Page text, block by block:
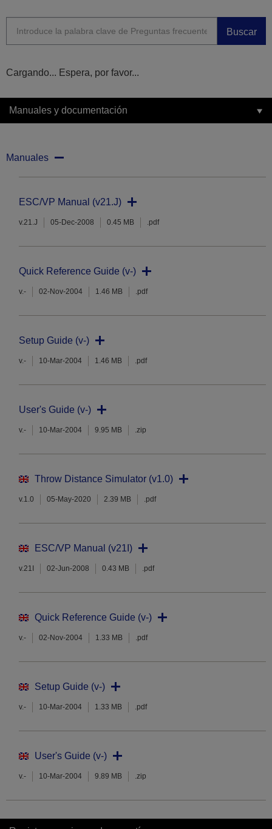
Buscar
Cargando... Espera, por favor...
Manuales y documentación
Manuales
ESC/VP Manual (v21.J)
v.21.J 05-Dec-2008 0.45 MB .pdf
Quick Reference Guide (v-)
v.- 02-Nov-2004 1.46 MB .pdf
Setup Guide (v-)
v.- 10-Mar-2004 1.46 MB .pdf
User's Guide (v-)
v.- 10-Mar-2004 9.95 MB .zip
Throw Distance Simulator (v1.0)
v.1.0 05-May-2020 2.39 MB .pdf
ESC/VP Manual (v21I)
v.21I 02-Jun-2008 0.43 MB .pdf
Quick Reference Guide (v-)
v.- 02-Nov-2004 1.33 MB .pdf
Setup Guide (v-)
v.- 10-Mar-2004 1.33 MB .pdf
User's Guide (v-)
v.- 10-Mar-2004 9.89 MB .zip